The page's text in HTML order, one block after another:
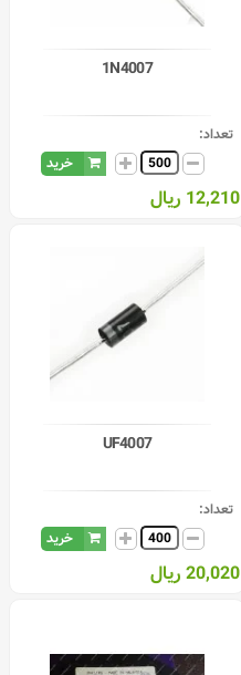
1N4007
تعداد:
خرید
12,210 ریال
UF4007
تعداد:
خرید
20,020 ریال